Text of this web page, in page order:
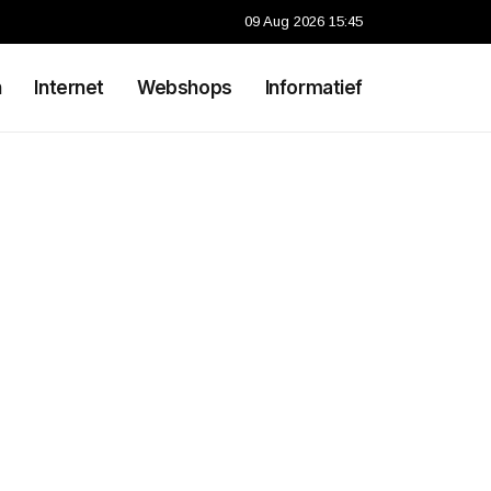
09 Aug 2026 15:45
Internet Webshops Informatief